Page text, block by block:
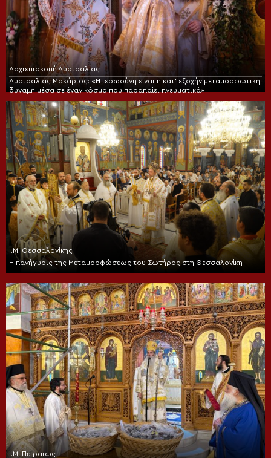
Αρχιεπισκοπή Αυστραλίας
Αυστραλίας Μακάριος: «Η ιερωσύνη είναι η κατ’ εξοχήν μεταμορφωτική
δύναμη μέσα σε έναν κόσμο που παραπαίει πνευματικά»
Ι.Μ. Θεσσαλονίκης
Η πανήγυρις της Μεταμορφώσεως του Σωτήρος στη Θεσσαλονίκη
Ι.Μ. Πειραιώς